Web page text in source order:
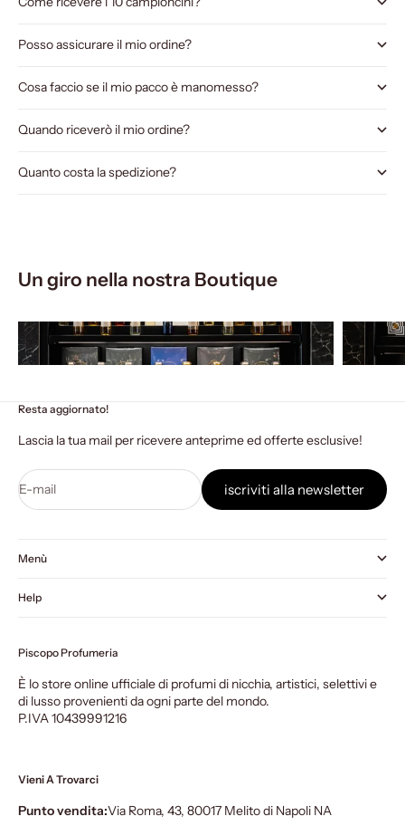
Posso assicurare il mio ordine?
Cosa faccio se il mio pacco è manomesso?
Quando riceverò il mio ordine?
Quanto costa la spedizione?
Un giro nella nostra Boutique
Resta aggiornato!
Lascia la tua mail per ricevere anteprime ed offerte esclusive!
E-mail iscriviti alla newsletter
Menù
Help
Piscopo Profumeria
È lo store online ufficiale di profumi di nicchia, artistici, selettivi e
di lusso provenienti da ogni parte del mondo.
P.IVA 10439991216
Vieni A Trovarci
Punto vendita:Via Roma, 43, 80017 Melito di Napoli NA